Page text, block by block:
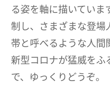
る姿を軸に描いていま
制し、さまざまな登場
帯と呼べるような人間
新型コロナが猛威をふ
で、ゆっくりどうぞ。